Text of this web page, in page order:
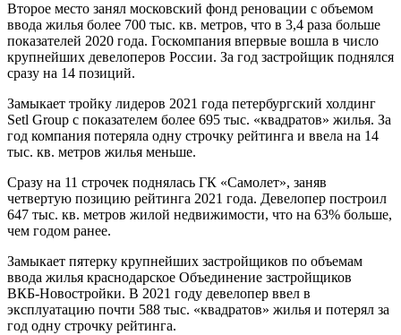
Второе место занял московский фонд реновации с объемом
ввода жилья более 700 тыс. кв. метров, что в 3,4 раза больше
показателей 2020 года. Госкомпания впервые вошла в число
крупнейших девелоперов России. За год застройщик поднялся
сразу на 14 позиций.
Замыкает тройку лидеров 2021 года петербургский холдинг
Setl Group с показателем более 695 тыс. «квадратов» жилья. За
год компания потеряла одну строчку рейтинга и ввела на 14
тыс. кв. метров жилья меньше.
Сразу на 11 строчек поднялась ГК «Самолет», заняв
четвертую позицию рейтинга 2021 года. Девелопер построил
647 тыс. кв. метров жилой недвижимости, что на 63% больше,
чем годом ранее.
Замыкает пятерку крупнейших застройщиков по объемам
ввода жилья краснодарское Объединение застройщиков
ВКБ‑Новостройки. В 2021 году девелопер ввел в
эксплуатацию почти 588 тыс. «квадратов» жилья и потерял за
год одну строчку рейтинга.